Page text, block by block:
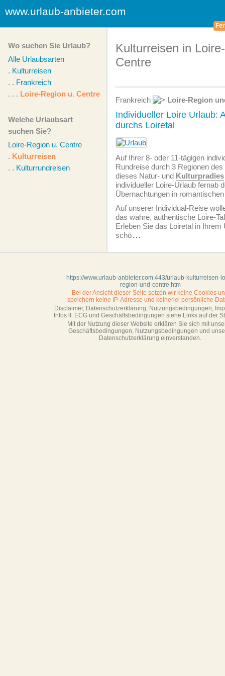
www.urlaub-anbieter.com
Wo suchen Sie Urlaub?
Alle Urlaubsarten
. Kulturreisen
. . Frankreich
. . . Loire-Region u. Centre
Welche Urlaubsart
suchen Sie?
Loire-Region u. Centre
. Kulturreisen
. . Kulturrundreisen
Kulturreisen in
Centre
Frankreich Loire-Region
Individueller Loire Urlaub:
durchs Loiretal
Auf Ihrer 8- oder 11-tägigen
Rundreise durch 3 Regionen
dieses Natur- und Kulturpradies
individueller Loire-Urlaub fernab
Übernachtungen in
Auf unserer Individual-Reise
das wahre, authentische Loire-
Erleben Sie das Loiretal in Ihrem
schö...
https://www.urlaub-anbieter.com:443/urlaub-kulturreisen-
region-und-centre.htm
Bei der Ansicht dieser Seite setzen wir keine Cookies
speichern keine IP-Adresse und keinerlei persönliche
Disclaimer, Datenschutzerklärung, Nutzungsbedingungen,
Infos lt. ECG und Geschäftsbedingungen siehe Links auf der
Mit der Nutzung dieser Website erklären Sie sich mit
Geschäftsbedin­gungen, Nutzungsbedingungen und
Datenschutzerklärung einverstanden.